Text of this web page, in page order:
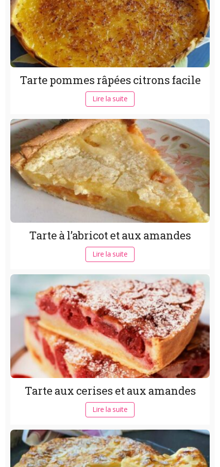
Tarte pommes râpées citrons facile
Lire la suite
Tarte à l’abricot et aux amandes
Lire la suite
Tarte aux cerises et aux amandes
Lire la suite